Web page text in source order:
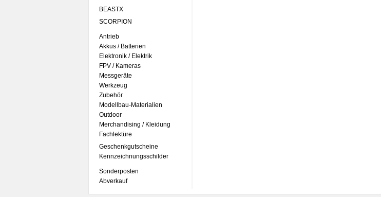
BEASTX
SCORPION
Antrieb
Akkus / Batterien
Elektronik / Elektrik
FPV / Kameras
Messgeräte
Werkzeug
Zubehör
Modellbau-Materialien
Outdoor
Merchandising / Kleidung
Fachlektüre
Geschenkgutscheine
Kennzeichnungsschilder
Sonderposten
Abverkauf